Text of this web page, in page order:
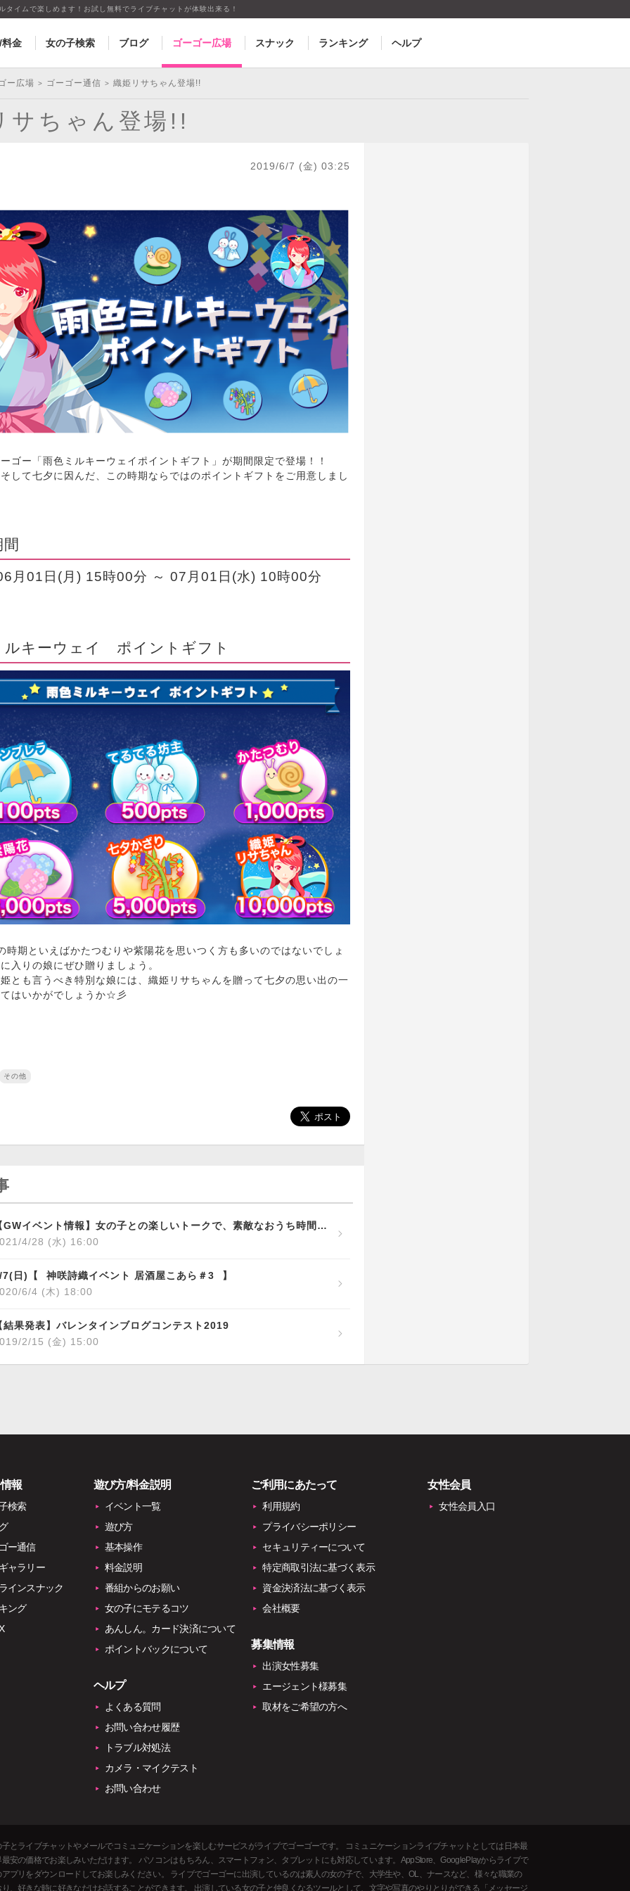
イムで楽しめます！お試し無料でライブチャットが体験出来る！
料金 女の子検索 ブログ ゴーゴー広場 スナック ランキング ヘルプ
ー広場 > ゴーゴー通信 > 織姫リサちゃん登場!!
サちゃん登場!!
2019/6/7 (金) 03:25
ゴー「雨色ミルキーウェイポイントギフト」が期間限定で登場！！
して七夕に因んだ、この時期ならではのポイントギフトをご用意しまし
月01日(月) 15時00分 ～ 07月01日(水) 10時00分
ルキーウェイ ポイントギフト
時期といえばかたつむりや紫陽花を思いつく方も多いのではないでしょ
入りの娘にぜひ贈りましょう。
とも言うべき特別な娘には、織姫リサちゃんを贈って七夕の思い出の一
はいかがでしょうか☆彡
その他
【GWイベント情報】女の子との楽しいトークで、素敵なおうち時間をお過ごしください☆
4/28 (水) 16:00
7(日)【⠀神咲詩織イベント 居酒屋こあら＃3⠀】
6/4 (木) 18:00
結果発表】バレンタインブログコンテスト2019
2/15 (金) 15:00
報
検索
ー通信
ャラリー
インスナック
ング
遊び方/料金説明
イベント一覧
遊び方
基本操作
料金説明
番組からのお願い
女の子にモテるコツ
あんしん。カード決済について
ポイントバックについて
ヘルプ
よくある質問
お問い合わせ履歴
トラブル対処法
カメラ・マイクテスト
お問い合わせ
ご利用にあたって
利用規約
プライバシーポリシー
セキュリティーについて
特定商取引法に基づく表示
資金決済法に基づく表示
会社概要
募集情報
出演女性募集
エージェント様募集
取材をご希望の方へ
女性会員
女性会員入口
とライブチャットやメールでコミュニケーションを楽しむサービスがライブでゴーゴーです。 コミュニケーションライブチャットとしては日本最
安の価格でお楽しみいただけます。 パソコンはもちろん、スマートフォン、タブレットにも対応しています。AppStore、GooglePlayからライブで
プリをダウンロードしてお楽しみください。 ライブでゴーゴーに出演しているのは素人の女の子で、大学生や、OL、ナースなど、様々な職業の
、好きな時に好きなだけお話することができます。 出演している女の子と仲良くなるツールとして、文字や写真のやりとりができる「メッセージ